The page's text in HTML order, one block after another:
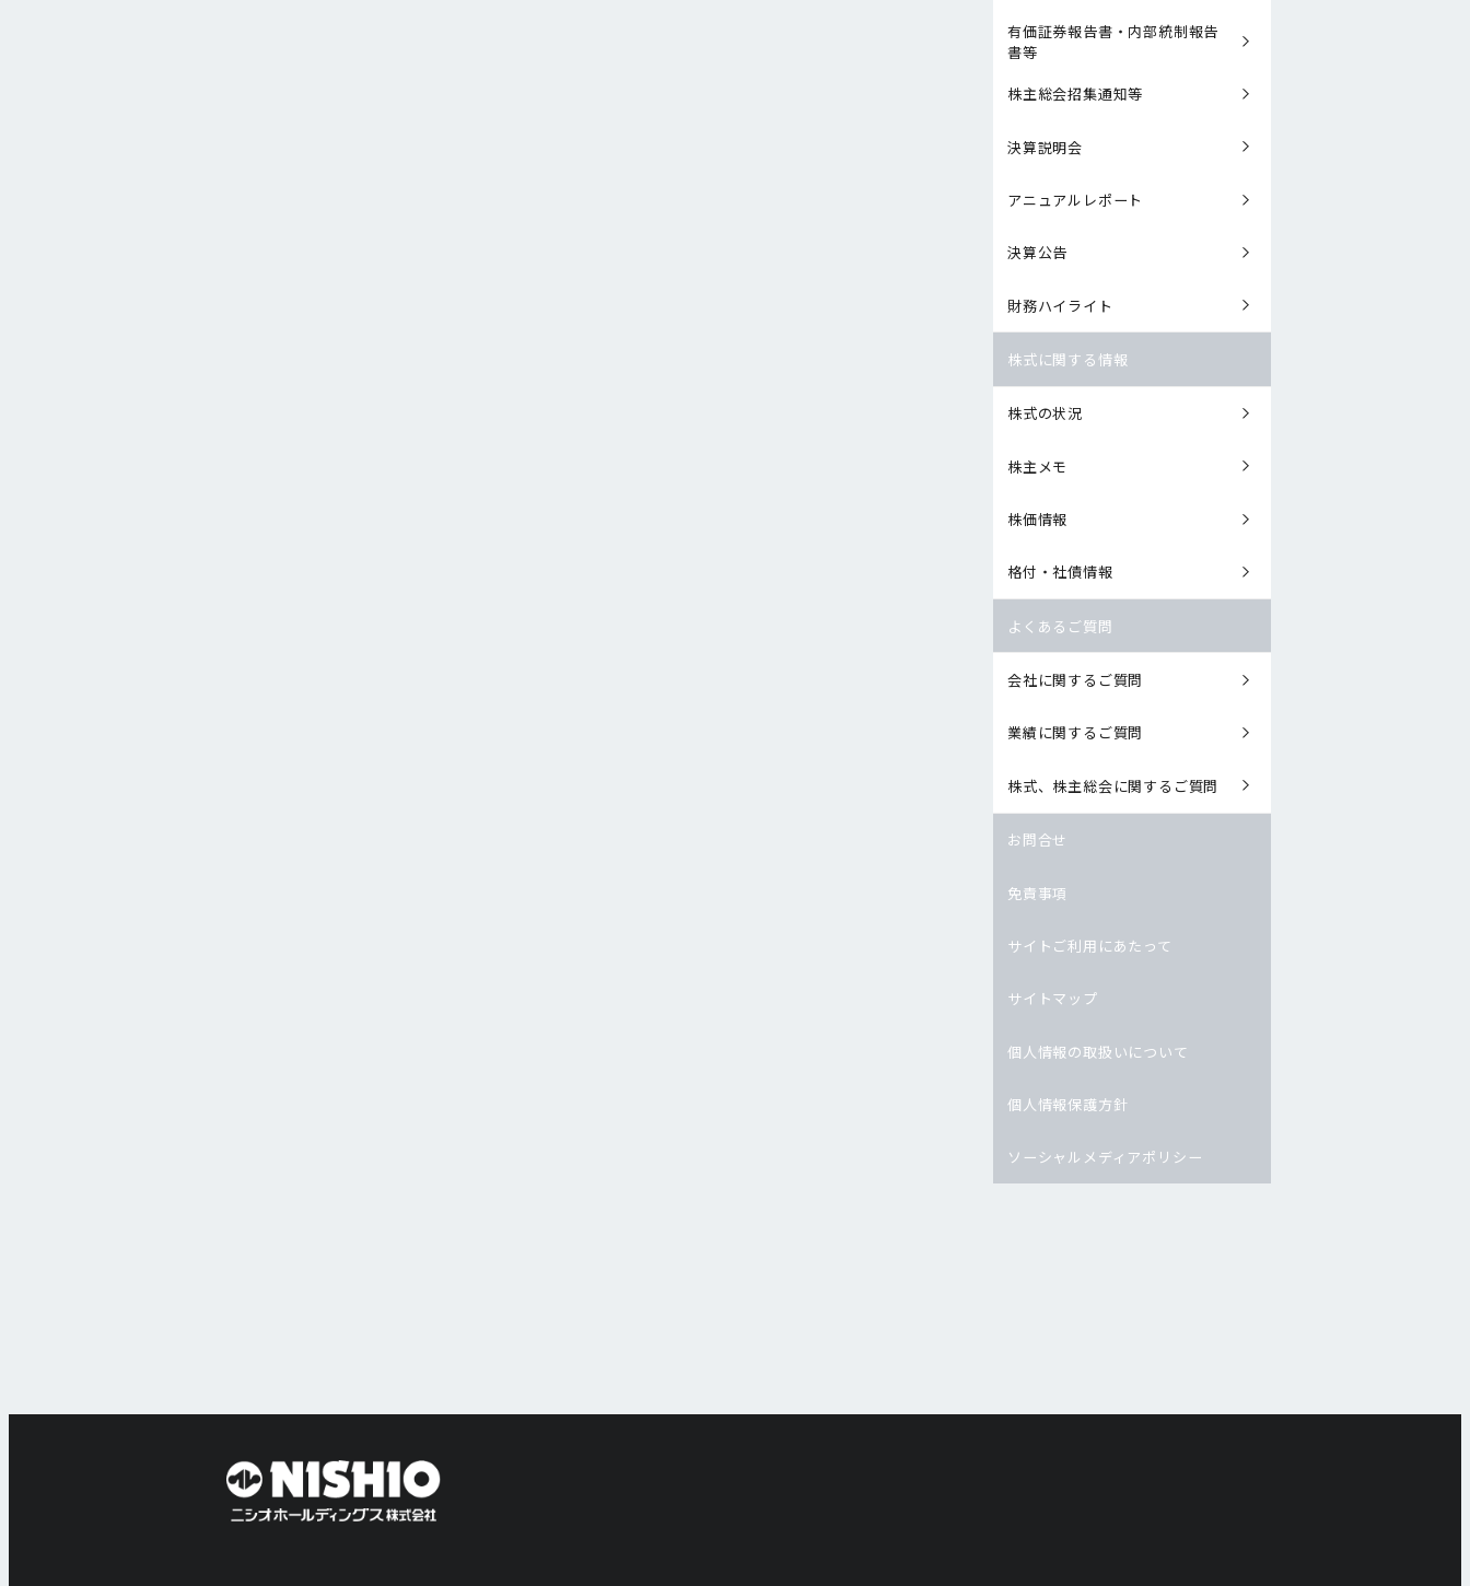
有価証券報告書・内部統制報告
書等
株主総会招集通知等
決算説明会
アニュアルレポート
決算公告
財務ハイライト
株式に関する情報
株式の状況
株主メモ
株価情報
格付・社債情報
よくあるご質問
会社に関するご質問
業績に関するご質問
株式、株主総会に関するご質問
お問合せ
免責事項
サイトご利用にあたって
サイトマップ
個人情報の取扱いについて
個人情報保護方針
ソーシャルメディアポリシー